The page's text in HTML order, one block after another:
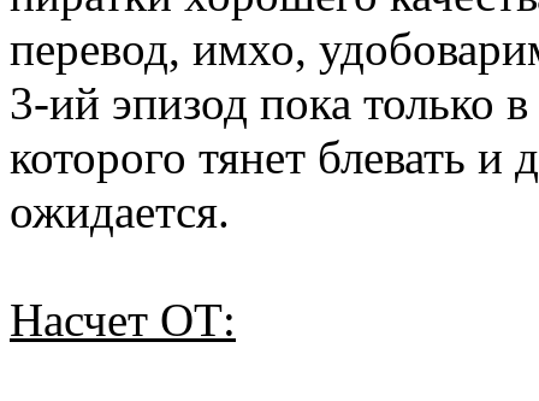
перевод, имхо,
3-ий эпизод пока только
которого тянет блевать и
ожидается.
Насчет ОТ: